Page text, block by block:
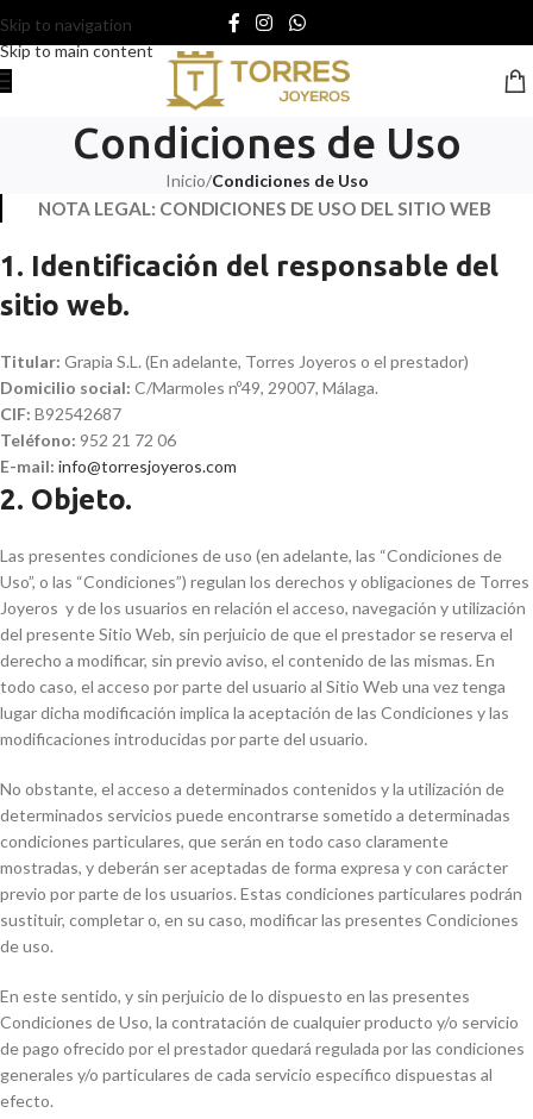
Skip to navigation
Skip to main content
Condiciones de Uso
Inicio/Condiciones de Uso
NOTA LEGAL: CONDICIONES DE USO DEL SITIO WEB
1. Identificación del responsable del
sitio web.
Titular: Grapia S.L. (En adelante, Torres Joyeros o el prestador)
Domicilio social: C/Marmoles nº49, 29007, Málaga.
CIF: B92542687
Teléfono: 952 21 72 06
E-mail: info@torresjoyeros.com
2. Objeto.
Las presentes condiciones de uso (en adelante, las “Condiciones de
Uso”, o las “Condiciones”) regulan los derechos y obligaciones de Torres
Joyeros y de los usuarios en relación el acceso, navegación y utilización
del presente Sitio Web, sin perjuicio de que el prestador se reserva el
derecho a modificar, sin previo aviso, el contenido de las mismas. En
todo caso, el acceso por parte del usuario al Sitio Web una vez tenga
lugar dicha modificación implica la aceptación de las Condiciones y las
modificaciones introducidas por parte del usuario.
No obstante, el acceso a determinados contenidos y la utilización de
determinados servicios puede encontrarse sometido a determinadas
condiciones particulares, que serán en todo caso claramente
mostradas, y deberán ser aceptadas de forma expresa y con carácter
previo por parte de los usuarios. Estas condiciones particulares podrán
sustituir, completar o, en su caso, modificar las presentes Condiciones
de uso.
En este sentido, y sin perjuicio de lo dispuesto en las presentes
Condiciones de Uso, la contratación de cualquier producto y/o servicio
de pago ofrecido por el prestador quedará regulada por las condiciones
generales y/o particulares de cada servicio específico dispuestas al
efecto.